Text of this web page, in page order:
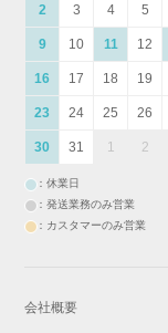
2 3 4 5
9 10 11 12
16 17 18 19
23 24 25 26
30 31 1 2
：休業日
：発送業務のみ営業
：カスタマーのみ営業
会社概要